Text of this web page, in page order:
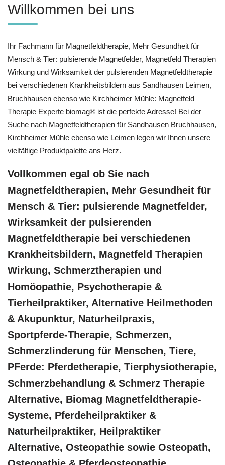
Willkommen bei uns
Ihr Fachmann für Magnetfeldtherapie, Mehr Gesundheit für
Mensch & Tier: pulsierende Magnetfelder, Magnetfeld Therapien
Wirkung und Wirksamkeit der pulsierenden Magnetfeldtherapie
bei verschiedenen Krankheitsbildern aus Sandhausen Leimen,
Bruchhausen ebenso wie Kirchheimer Mühle: Magnetfeld
Therapie Experte biomag® ist die perfekte Adresse! Bei der
Suche nach Magnetfeldtherapien für Sandhausen Bruchhausen,
Kirchheimer Mühle ebenso wie Leimen legen wir Ihnen unsere
vielfältige Produktpalette ans Herz.
Vollkommen egal ob Sie nach
Magnetfeldtherapien, Mehr Gesundheit für
Mensch & Tier: pulsierende Magnetfelder,
Wirksamkeit der pulsierenden
Magnetfeldtherapie bei verschiedenen
Krankheitsbildern, Magnetfeld Therapien
Wirkung, Schmerztherapien und
‎Homöopathie, ‎Psychotherapie &
‎Tierheilpraktiker, Alternative Heilmethoden
& Akupunktur, Naturheilpraxis,
Sportpferde-Therapie, Schmerzen,
Schmerzlinderung für Menschen, Tiere,
PFerde: Pferdetherapie, Tierphysiotherapie,
Schmerzbehandlung & Schmerz Therapie
Alternative, Biomag Magnetfeldtherapie-
Systeme, Pferdeheilpraktiker &
Naturheilpraktiker, Heilpraktiker
Alternative, Osteopathie sowie Osteopath,